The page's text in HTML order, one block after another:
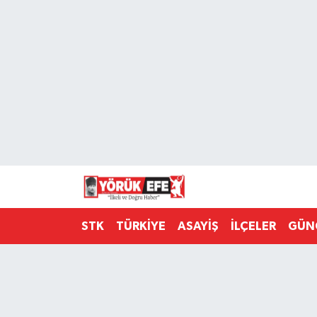
STK TÜRKİYE ASAYİŞ İLÇELER
Süper Lig Puan Durumu ve Fikstür
Tüm Manşetler